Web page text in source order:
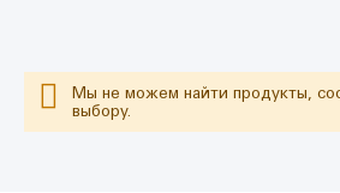
Мы не можем найти продукты,
выбору.